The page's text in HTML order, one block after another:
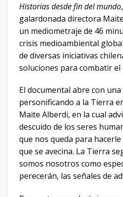
Historias desde fin del mundo
galardonada directora
un mediometraje de 46
crisis medioambiental
de diversas iniciativas
soluciones para combatir el
El documental abre con
personificando a la Tierra
Maite Alberdi, en la cual
descuido de los seres
que nos queda para
que se avecina. La Tierra
somos nosotros como
perecerán, las señales de